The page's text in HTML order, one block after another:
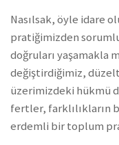
Nasılsak, öyle idare
pratiğimizden
doğruları yaşamakla
değiştirdiğimiz,
üzerimizdeki hükmü
fertler, farklılıkların
erdemli bir toplum